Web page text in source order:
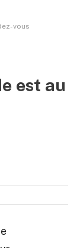
vous
est au